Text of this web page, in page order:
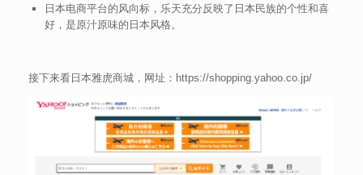
日本电商平台的风向标，乐天充分反映了日本民族的个性和喜
好，是原汁原味的日本风格。
接下来看日本雅虎商城，网址：https://shopping.yahoo.co.jp/